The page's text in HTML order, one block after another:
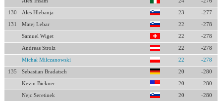
130 Ales Hlebanja 23 -277
131 Matej Lebar 22 -278
Samuel Wiget 22 -278
Andreas Strolz 22 -278
Michał Milczanowski 22 -278
135 Sebastian Bradatsch 20 -280
Kevin Bickner 20 -280
Nejc Seretinek 20 -280